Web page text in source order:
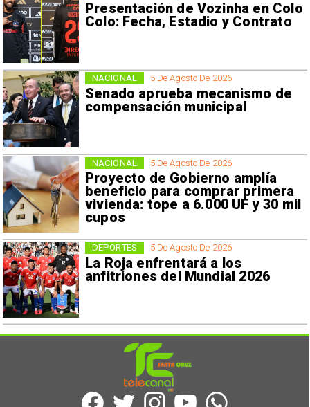
Presentación de Vozinha en Colo
Colo: Fecha, Estadio y Contrato
5 De Agosto De 2026
Senado aprueba mecanismo de
compensación municipal
NACIONAL
5 De Agosto De 2026
Proyecto de Gobierno amplía
beneficio para comprar primera
vivienda: tope a 6.000 UF y 30 mil
cupos
NACIONAL
5 De Agosto De 2026
La Roja enfrentará a los
anfitriones del Mundial 2026
DEPORTES